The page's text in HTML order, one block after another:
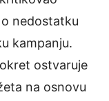
nedostatku
kampanju.
ostvaruje
na osnovu